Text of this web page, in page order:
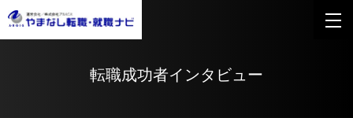
転職成功者インタビュー